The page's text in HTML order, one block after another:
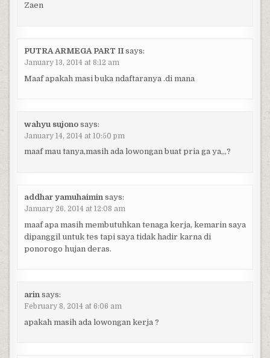
Zaen
PUTRA ARMEGA PART II says:
January 13, 2014 at 8:12 am
Maaf apakah masi buka ndaftaranya .di mana
wahyu sujono says:
January 14, 2014 at 10:50 pm
maaf mau tanya,masih ada lowongan buat pria ga ya,,,?
addhar yamuhaimin says:
January 26, 2014 at 12:08 am
maaf apa masih membutuhkan tenaga kerja, kemarin saya
dipanggil untuk tes tapi saya tidak hadir karna di
ponorogo hujan deras.
arin says:
February 8, 2014 at 6:06 am
apakah masih ada lowongan kerja ?